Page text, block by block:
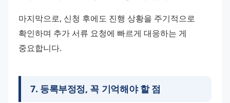
마지막으로, 신청 후에도 진행 상황을 주기적으로
확인하며 추가 서류 요청에 빠르게 대응하는 게
중요합니다.
7. 등록부정정, 꼭 기억해야 할 점